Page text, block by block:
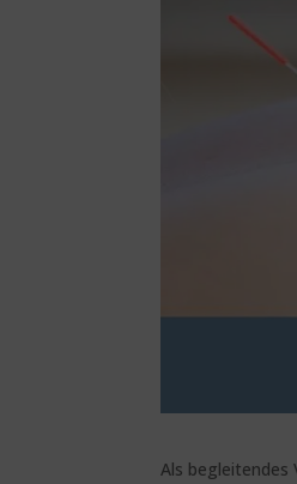
Als begleitendes